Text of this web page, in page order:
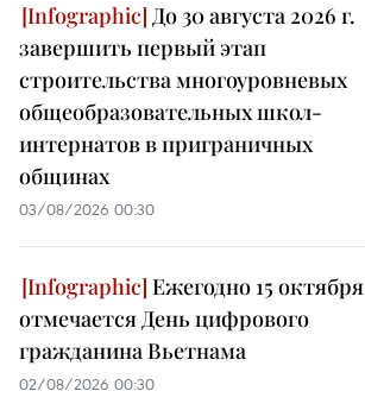
До 30 августа 2026 г.
завершить первый этап
строительства многоуровневых
общеобразовательных школ-
интернатов в приграничных
общинах
03/08/2026 00:30
Ежегодно 15 октября
отмечается День цифрового
гражданина Вьетнама
02/08/2026 00:30